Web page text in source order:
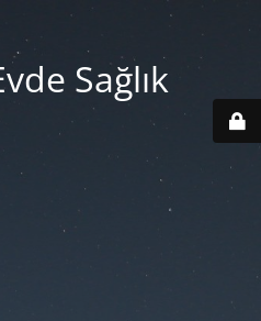
Sağlık